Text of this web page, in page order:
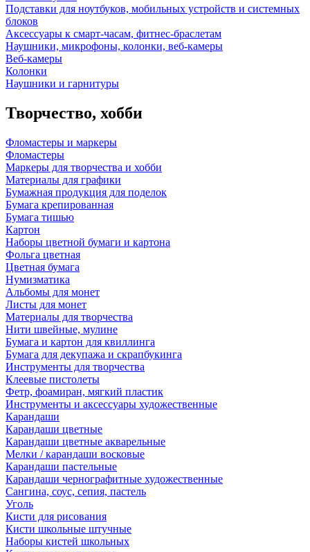
Подставки для ноутбуков, мобильных устройств и системных
блоков
Аксессуары к смарт-часам, фитнес-браслетам
Наушники, микрофоны, колонки, веб-камеры
Веб-камеры
Колонки
Наушники и гарнитуры
Творчество, хобби
Фломастеры и маркеры
Фломастеры
Маркеры для творчества и хобби
Материалы для графики
Бумажная продукция для поделок
Бумага крепированная
Бумага тишью
Картон
Наборы цветной бумаги и картона
Фольга цветная
Цветная бумага
Нумизматика
Альбомы для монет
Листы для монет
Материалы для творчества
Нити швейные, мулине
Бумага и картон для квиллинга
Бумага для декупажа и скрапбукинга
Инструменты для творчества
Клеевые пистолеты
Фетр, фоамиран, мягкий пластик
Инструменты и аксессуары художественные
Карандаши
Карандаши цветные
Карандаши цветные акварельные
Мелки / карандаши восковые
Карандаши пастельные
Карандаши чернографитные художественные
Сангина, соус, сепия, пастель
Уголь
Кисти для рисования
Кисти школьные штучные
Наборы кистей школьных